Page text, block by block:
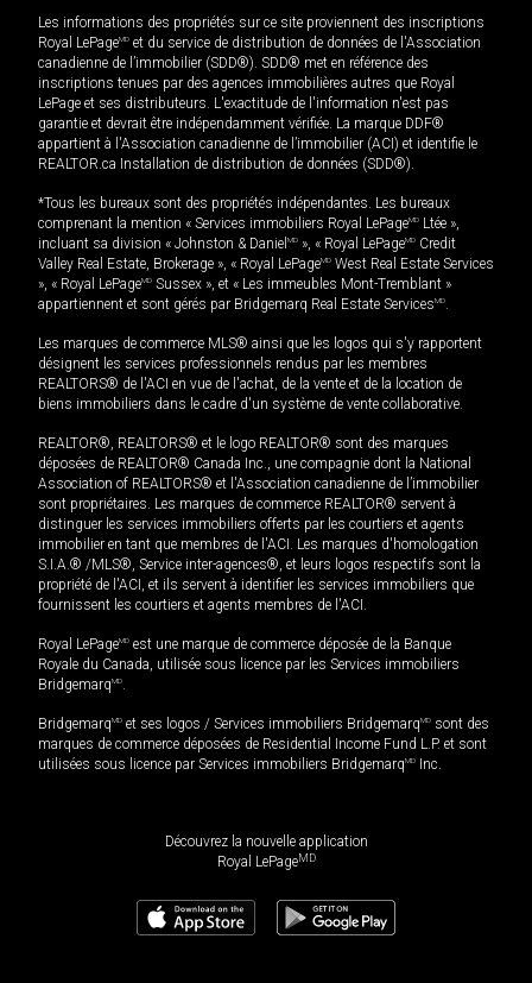
Les informations des propriétés sur ce site proviennent des inscriptions
Royal LePageMD et du service de distribution de données de l'Association
canadienne de l’immobilier (SDD®). SDD® met en référence des
inscriptions tenues par des agences immobilières autres que Royal
LePage et ses distributeurs. L'exactitude de l'information n'est pas
garantie et devrait être indépendamment vérifiée. La marque DDF®
appartient à l'Association canadienne de l’immobilier (ACI) et identifie le
REALTOR.ca Installation de distribution de données (SDD®).
*Tous les bureaux sont des propriétés indépendantes. Les bureaux
comprenant la mention « Services immobiliers Royal LePageMD Ltée »,
incluant sa division « Johnston & Daniel MD », « Royal LePageMD Credit
Valley Real Estate, Brokerage », « Royal LePageMD West Real Estate Services
», « Royal LePageMD Sussex », et « Les immeubles Mont-Tremblant »
appartiennent et sont gérés par Bridgemarq Real Estate ServicesMD.
Les marques de commerce MLS® ainsi que les logos qui s'y rapportent
désignent les services professionnels rendus par les membres
REALTORS® de l'ACI en vue de l'achat, de la vente et de la location de
biens immobiliers dans le cadre d'un système de vente collaborative.
REALTOR®, REALTORS® et le logo REALTOR® sont des marques
déposées de REALTOR® Canada Inc., une compagnie dont la National
Association of REALTORS® et l'Association canadienne de l’immobilier
sont propriétaires. Les marques de commerce REALTOR® servent à
distinguer les services immobiliers offerts par les courtiers et agents
immobilier en tant que membres de l'ACI. Les marques d'homologation
S.I.A.® /MLS®, Service inter-agences®, et leurs logos respectifs sont la
propriété de l'ACI, et ils servent à identifier les services immobiliers que
fournissent les courtiers et agents membres de l'ACI.
Royal LePageMD est une marque de commerce déposée de la Banque
Royale du Canada, utilisée sous licence par les Services immobiliers
BridgemarqMD.
BridgemarqMD et ses logos / Services immobiliers BridgemarqMD sont des
marques de commerce déposées de Residential Income Fund L.P. et sont
utilisées sous licence par Services immobiliers BridgemarqMD Inc.
Découvrez la nouvelle application
Royal LePageMD